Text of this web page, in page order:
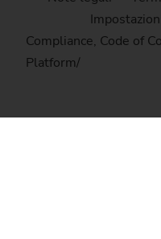
Compliance, Code of
Platform